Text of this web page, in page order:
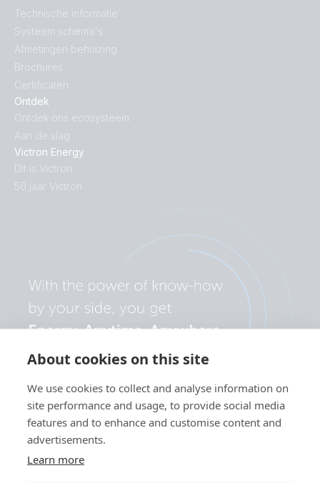
About cookies on this site
We use cookies to collect and analyse information on
site performance and usage, to provide social media
features and to enhance and customise content and
advertisements.
Learn more
Ontdek
Ontdek ons ecosysteem
Aan de slag
Victron Energy
Dit is Victron
50 jaar Victron
Technische informatie
Systeem schema's
Afmetingen behuizing
Brochures
Certificaten